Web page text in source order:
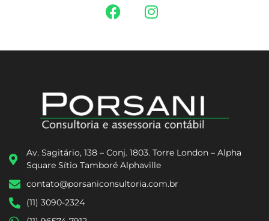
Av. Sagitário, 138 – Conj. 1803. Torre London – Alpha
Square Sítio Tamboré Alphaville
contato@porsaniconsultoria.com.br
(11) 3090-2324